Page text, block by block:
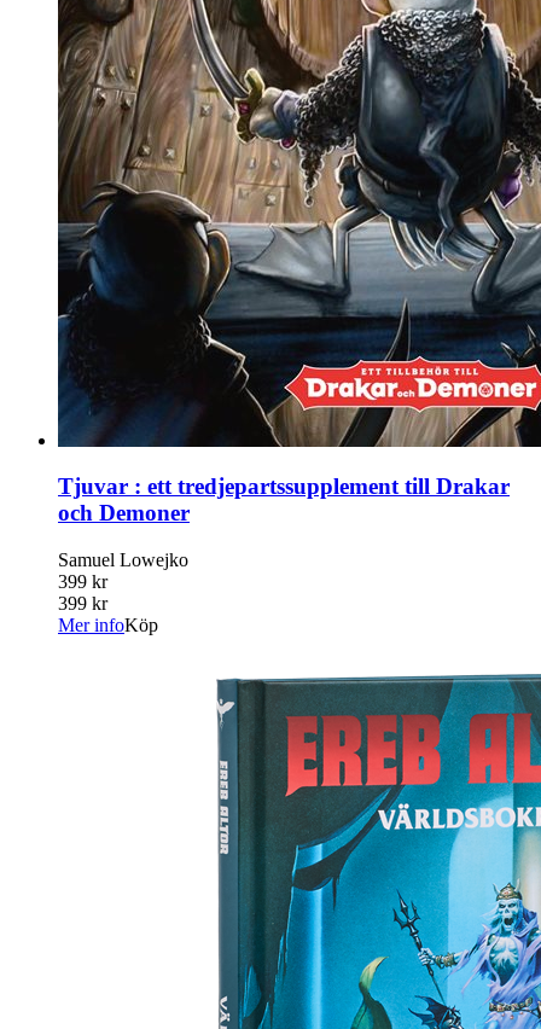
Tjuvar : ett tredjepartssupplement till Drakar
och Demoner
Samuel Lowejko
399 kr
399 kr
Mer infoKöp